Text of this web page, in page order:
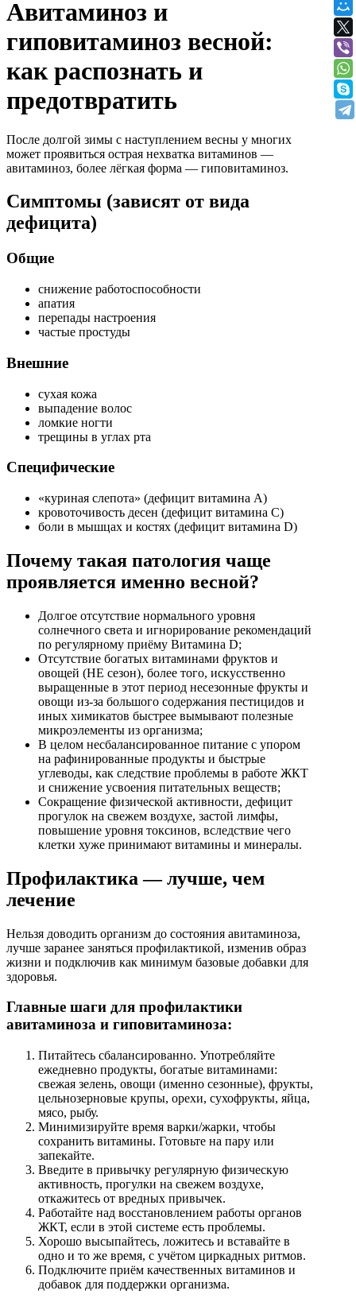
Авитаминоз и
гиповитаминоз весной:
как распознать и
предотвратить
После долгой зимы с наступлением весны у многих
может проявиться острая нехватка витаминов —
авитаминоз, более лёгкая форма — гиповитаминоз.
Симптомы (зависят от вида
дефицита)
Общие
снижение работоспособности
апатия
перепады настроения
частые простуды
Внешние
сухая кожа
выпадение волос
ломкие ногти
трещины в углах рта
Специфические
«куриная слепота» (дефицит витамина A)
кровоточивость десен (дефицит витамина C)
боли в мышцах и костях (дефицит витамина D)
Почему такая патология чаще
проявляется именно весной?
Долгое отсутствие нормального уровня
солнечного света и игнорирование рекомендаций
по регулярному приёму Витамина D;
Отсутствие богатых витаминами фруктов и
овощей (НЕ сезон), более того, искусственно
выращенные в этот период несезонные фрукты и
овощи из-за большого содержания пестицидов и
иных химикатов быстрее вымывают полезные
микроэлементы из организма;
В целом несбалансированное питание с упором
на рафинированные продукты и быстрые
углеводы, как следствие проблемы в работе ЖКТ
и снижение усвоения питательных веществ;
Сокращение физической активности, дефицит
прогулок на свежем воздухе, застой лимфы,
повышение уровня токсинов, вследствие чего
клетки хуже принимают витамины и минералы.
Профилактика — лучше, чем
лечение
Нельзя доводить организм до состояния авитаминоза,
лучше заранее заняться профилактикой, изменив образ
жизни и подключив как минимум базовые добавки для
здоровья.
Главные шаги для профилактики
авитаминоза и гиповитаминоза:
Питайтесь сбалансированно. Употребляйте
ежедневно продукты, богатые витаминами:
свежая зелень, овощи (именно сезонные), фрукты,
цельнозерновые крупы, орехи, сухофрукты, яйца,
мясо, рыбу.
Минимизируйте время варки/жарки, чтобы
сохранить витамины. Готовьте на пару или
запекайте.
Введите в привычку регулярную физическую
активность, прогулки на свежем воздухе,
откажитесь от вредных привычек.
Работайте над восстановлением работы органов
ЖКТ, если в этой системе есть проблемы.
Хорошо высыпайтесь, ложитесь и вставайте в
одно и то же время, с учётом циркадных ритмов.
Подключите приём качественных витаминов и
добавок для поддержки организма.